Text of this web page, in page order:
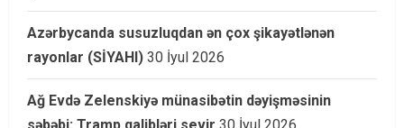
Azərbycanda susuzluqdan ən çox şikayətlənən
rayonlar (SİYAHI) 30 İyul 2026
Ağ Evdə Zelenskiyə münasibətin dəyişməsinin